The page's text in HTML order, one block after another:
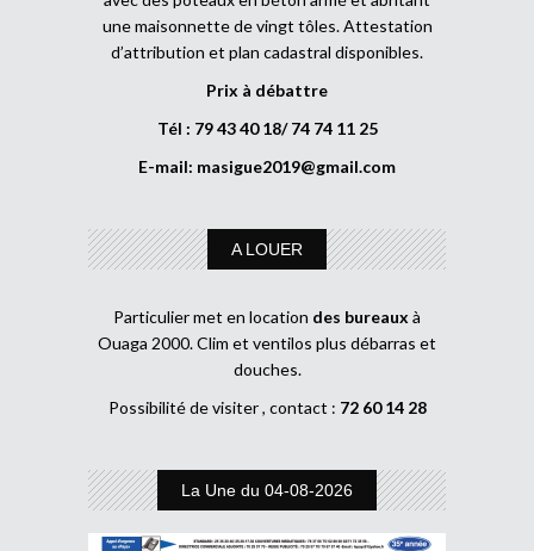
une maisonnette de vingt tôles. Attestation
d’attribution et plan cadastral disponibles.
Prix à débattre
Tél : 79 43 40 18/ 74 74 11 25
E-mail: masigue2019@gmail.com
A LOUER
Particulier met en location des bureaux à
Ouaga 2000. Clim et ventilos plus débarras et
douches.
Possibilité de visiter , contact : 72 60 14 28
La Une du 04-08-2026